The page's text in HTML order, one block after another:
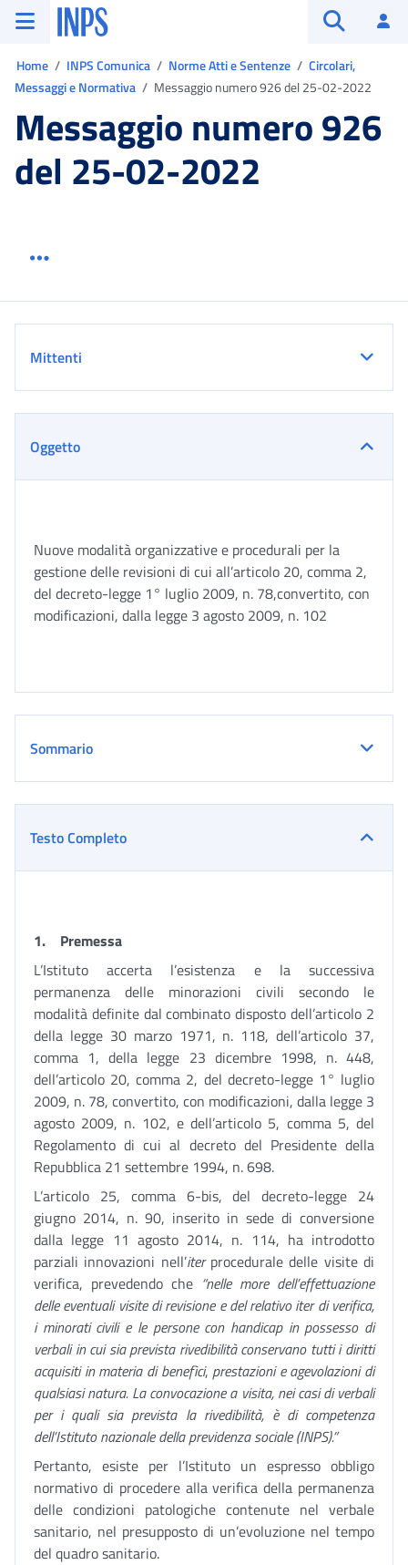
Vai al menu principale
Vai al contenuto principale
Vai al pie' di pagina
INPS ()
Home INPS Comunica Norme Atti e Sentenze
Circolari,
Messaggi e Normativa
Messaggio numero 926 del 25-02-2022
Messaggio numero 926
del 25-02-2022
Mittenti
Oggetto
Nuove modalità organizzative e procedurali per la
gestione delle revisioni di cui all’articolo 20, comma 2,
del decreto-legge 1° luglio 2009, n. 78,convertito, con
modificazioni, dalla legge 3 agosto 2009, n. 102
Sommario
Testo Completo
1. Premessa
L’Istituto accerta l’esistenza e la successiva
permanenza delle minorazioni civili secondo le
modalità definite dal combinato disposto dell’articolo 2
della legge 30 marzo 1971, n. 118, dell’articolo 37,
comma 1, della legge 23 dicembre 1998, n. 448,
dell’articolo 20, comma 2, del decreto-legge 1° luglio
2009, n. 78, convertito, con modificazioni, dalla legge 3
agosto 2009, n. 102, e dell’articolo 5, comma 5, del
Regolamento di cui al decreto del Presidente della
Repubblica 21 settembre 1994, n. 698.
L’articolo 25, comma 6-bis, del decreto-legge 24
giugno 2014, n. 90, inserito in sede di conversione
dalla legge 11 agosto 2014, n. 114, ha introdotto
parziali innovazioni nell’iterprocedurale delle visite di
verifica, prevedendo che “nelle more dell’effettuazione
delle eventuali visite di revisione e del relativo iter di verifica,
i minorati civili e le persone con handicap in possesso di
verbali in cui sia prevista rivedibilità conservano tutti i diritti
acquisiti in materia di benefìci, prestazioni e agevolazioni di
qualsiasi natura. La convocazione a visita, nei casi di verbali
per i quali sia prevista la rivedibilità, è di competenza
dell’Istituto nazionale della previdenza sociale (INPS).”
Pertanto, esiste per l’Istituto un espresso obbligo
normativo di procedere alla verifica della permanenza
delle condizioni patologiche contenute nel verbale
sanitario, nel presupposto di un’evoluzione nel tempo
del quadro sanitario.